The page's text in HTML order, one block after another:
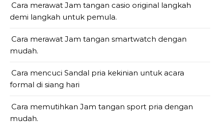
Cara merawat Jam tangan casio original langkah
demi langkah untuk pemula.
Cara merawat Jam tangan smartwatch dengan
mudah.
Cara mencuci Sandal pria kekinian untuk acara
formal di siang hari
Cara memutihkan Jam tangan sport pria dengan
mudah.